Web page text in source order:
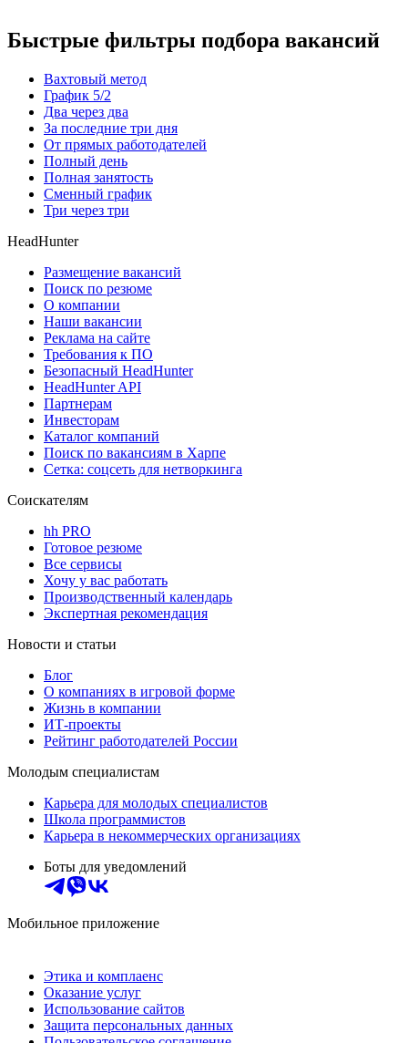
Быстрые фильтры подбора вакансий
Вахтовый метод
График 5/2
Два через два
За последние три дня
От прямых работодателей
Полный день
Полная занятость
Сменный график
Три через три
HeadHunter
Размещение вакансий
Поиск по резюме
О компании
Наши вакансии
Реклама на сайте
Требования к ПО
Безопасный HeadHunter
HeadHunter API
Партнерам
Инвесторам
Каталог компаний
Поиск по вакансиям в Харпе
Сетка: соцсеть для нетворкинга
Соискателям
hh PRO
Готовое резюме
Все сервисы
Хочу у вас работать
Производственный календарь
Экспертная рекомендация
Новости и статьи
Блог
О компаниях в игровой форме
Жизнь в компании
ИТ-проекты
Рейтинг работодателей России
Молодым специалистам
Карьера для молодых специалистов
Школа программистов
Карьера в некоммерческих организациях
Боты для уведомлений
Мобильное приложение
Этика и комплаенс
Оказание услуг
Использование сайтов
Защита персональных данных